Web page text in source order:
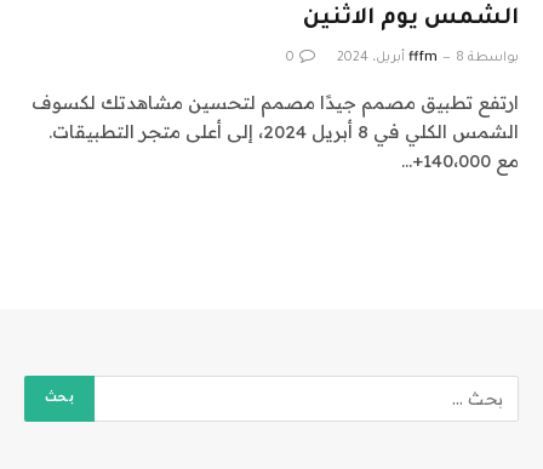
الشمس يوم الاثنين
بواسطة fffm 8 أبريل، 2024 0
ارتفع تطبيق مصمم جيدًا مصمم لتحسين مشاهدتك لكسوف
الشمس الكلي في 8 أبريل 2024، إلى أعلى متجر التطبيقات.
مع 140،000+…